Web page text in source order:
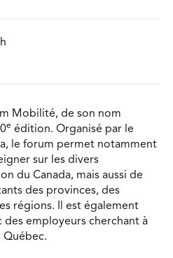
Mobilité, de son nom
e édition. Organisé par le
le forum permet notamment
sur les divers
du Canada, mais aussi de
des provinces, des
régions. Il est également
des employeurs cherchant à
Québec.